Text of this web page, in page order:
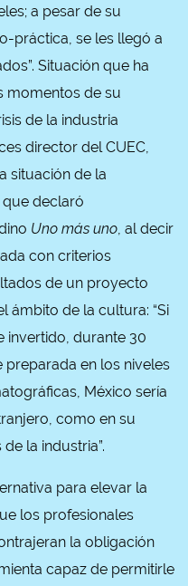
a pesar de su
práctica, se les llegó a
Situación que ha
momentos de su
de la industria
director del CUEC,
situación de la
declaró
Uno más uno, al decir
con criterios
de un proyecto
ámbito de la cultura: “Si
invertido, durante 30
preparada en los niveles
México sería
como en su
la industria”.
para elevar la
los profesionales
la obligación
capaz de permitirle